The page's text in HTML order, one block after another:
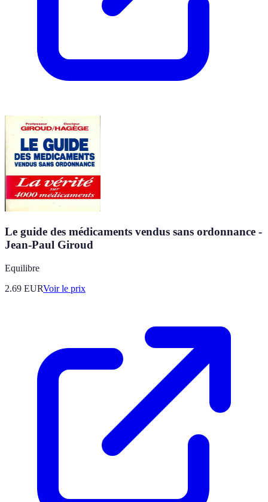
Le guide des médicaments vendus sans ordonnance -
Jean-Paul Giroud
Equilibre
2.69 EURVoir le prix